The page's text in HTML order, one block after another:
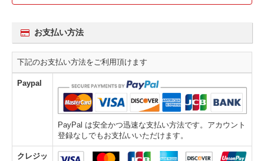
お支払い方法
下記のお支払い方法をご利用頂けます
Paypal
PayPal は安全かつ迅速な支払い方法です。アカウント
登録なしでもお支払いいただけます。
クレジッ